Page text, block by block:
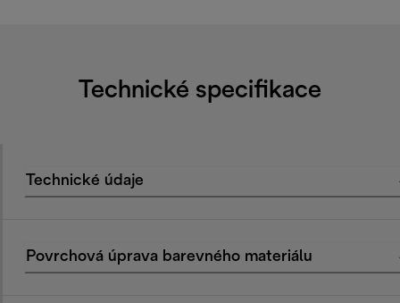
Technické specifikace
Technické údaje
Povrchová úprava barevného materiálu